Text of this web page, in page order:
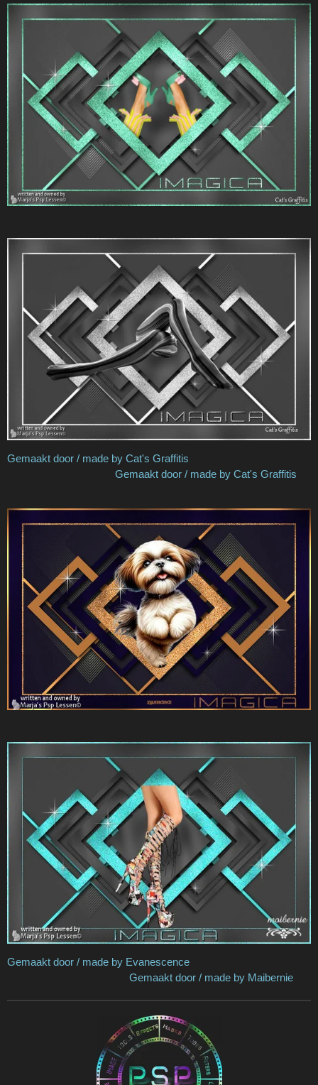
Gemaakt door / made by Cat's Graffitis
Gemaakt door / made by Cat's Graffitis
Gemaakt door / made by Evanescence
Gemaakt door / made by Maibernie